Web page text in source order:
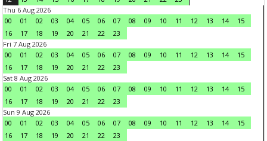
Thu 6 Aug 2026
00
01 02 03 04 05 06 07 08 09 10 11 12 13 14
15
16
17 18 19 20 21 22
23
Fri 7 Aug 2026
00
01 02 03 04 05 06 07 08 09 10 11 12 13 14
15
16
17 18 19 20 21 22
23
Sat 8 Aug 2026
00
01 02 03 04 05 06 07 08 09 10 11 12 13 14
15
16
17 18 19 20 21 22
23
Sun 9 Aug 2026
00
01 02 03 04 05 06 07 08 09 10 11 12 13 14
15
16
17 18 19 20 21 22
23